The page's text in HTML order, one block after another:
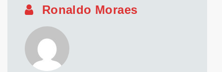
Ronaldo Moraes